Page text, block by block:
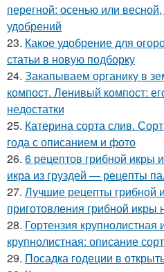
перегной: осенью или
удобрений
23. Какое удобрение для
статьи в новую подборку
24. Закапываем органику в
компост. Ленивый компост:
недостатки
25. Катерина сорта слив.
года с описанием и фото
26. 6 рецептов грибной икры
икра из груздей — рецепты
27. Лучшие рецепты грибной
приготовления грибной икры
28. Гортензия крупнолистная
крупнолистная: описание
29. Посадка годеции в